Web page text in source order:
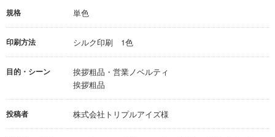
規格 単色
印刷方法 シルク印刷 1色
目的・シーン
挨拶粗品・営業ノベルティ
挨拶粗品
投稿者 株式会社トリプルアイズ様